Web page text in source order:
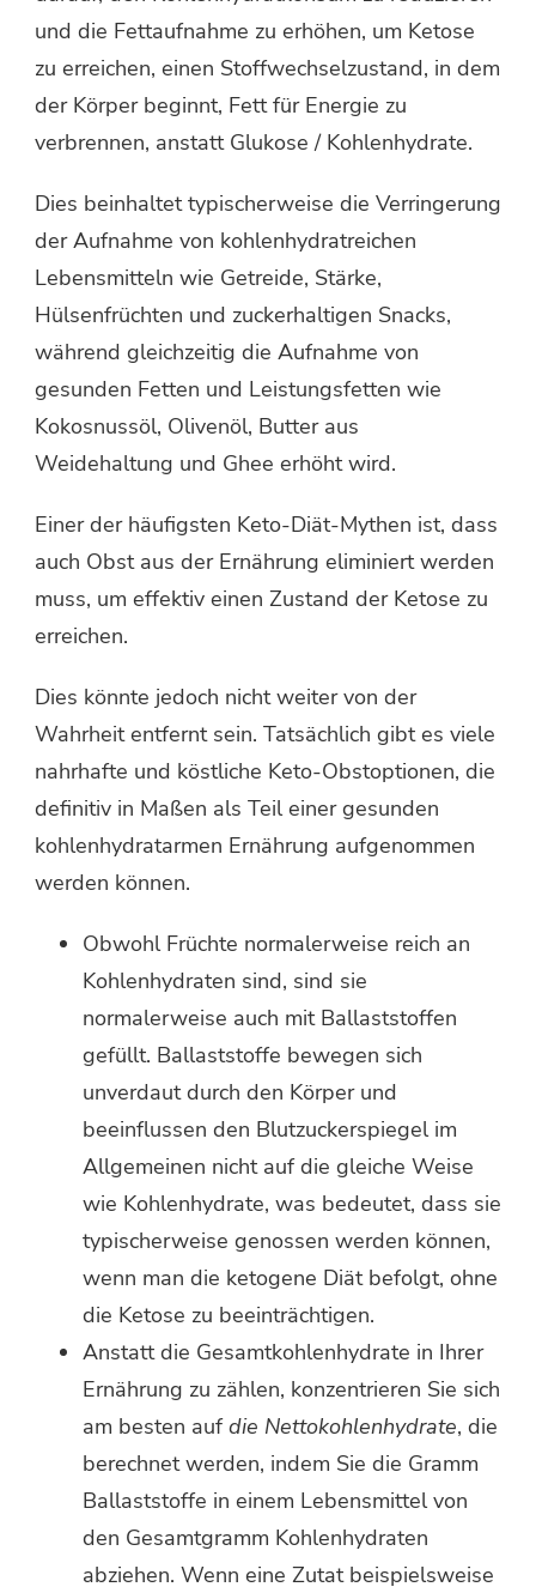
und die Fettaufnahme zu erhöhen, um Ketose
zu erreichen, einen Stoffwechselzustand, in dem
der Körper beginnt, Fett für Energie zu
verbrennen, anstatt Glukose / Kohlenhydrate.
Dies beinhaltet typischerweise die Verringerung
der Aufnahme von kohlenhydratreichen
Lebensmitteln wie Getreide, Stärke,
Hülsenfrüchten und zuckerhaltigen Snacks,
während gleichzeitig die Aufnahme von
gesunden Fetten und Leistungsfetten wie
Kokosnussöl, Olivenöl, Butter aus
Weidehaltung und Ghee erhöht wird.
Einer der häufigsten Keto-Diät-Mythen ist, dass
auch Obst aus der Ernährung eliminiert werden
muss, um effektiv einen Zustand der Ketose zu
erreichen.
Dies könnte jedoch nicht weiter von der
Wahrheit entfernt sein. Tatsächlich gibt es viele
nahrhafte und köstliche Keto-Obstoptionen, die
definitiv in Maßen als Teil einer gesunden
kohlenhydratarmen Ernährung aufgenommen
werden können.
Obwohl Früchte normalerweise reich an
Kohlenhydraten sind, sind sie
normalerweise auch mit Ballaststoffen
gefüllt. Ballaststoffe bewegen sich
unverdaut durch den Körper und
beeinflussen den Blutzuckerspiegel im
Allgemeinen nicht auf die gleiche Weise
wie Kohlenhydrate, was bedeutet, dass sie
typischerweise genossen werden können,
wenn man die ketogene Diät befolgt, ohne
die Ketose zu beeinträchtigen.
Anstatt die Gesamtkohlenhydrate in Ihrer
Ernährung zu zählen, konzentrieren Sie sich
am besten aufdie Nettokohlenhydrate, die
berechnet werden, indem Sie die Gramm
Ballaststoffe in einem Lebensmittel von
den Gesamtgramm Kohlenhydraten
abziehen. Wenn eine Zutat beispielsweise